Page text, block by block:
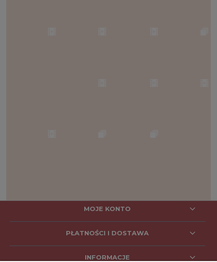
MOJE KONTO
PŁATNOŚCI I DOSTAWA
INFORMACJE